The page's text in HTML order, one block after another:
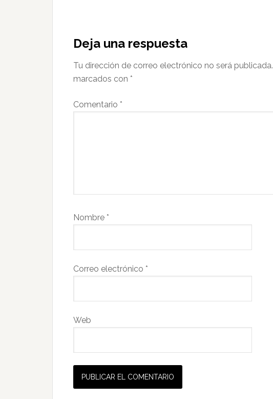
con
lectores
Deja una respuesta
Tu dirección de correo electrónico no será publicada.
marcados con *
Comentario *
Nombre *
Correo electrónico *
Web